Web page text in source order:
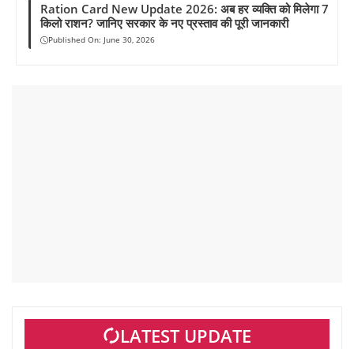
Ration Card New Update 2026: अब हर व्यक्ति को मिलेगा 7
किलो राशन? जानिए सरकार के नए प्रस्ताव की पूरी जानकारी
Published On: June 30, 2026
LATEST UPDATE